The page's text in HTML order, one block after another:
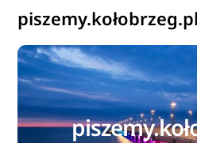
piszemy.kołobrzeg.pl